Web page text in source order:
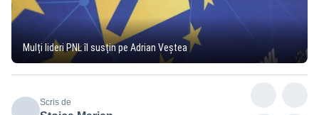
Mulți lideri PNL îl susțin pe Adrian Veștea
Scris de